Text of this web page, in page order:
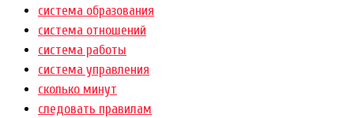
система образования
система отношений
система работы
система управления
сколько минут
следовать правилам